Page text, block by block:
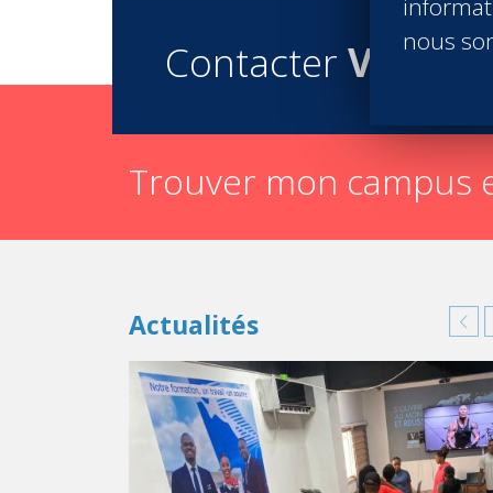
Contacter Vatel
Trouver mon campus
Actualités
nous